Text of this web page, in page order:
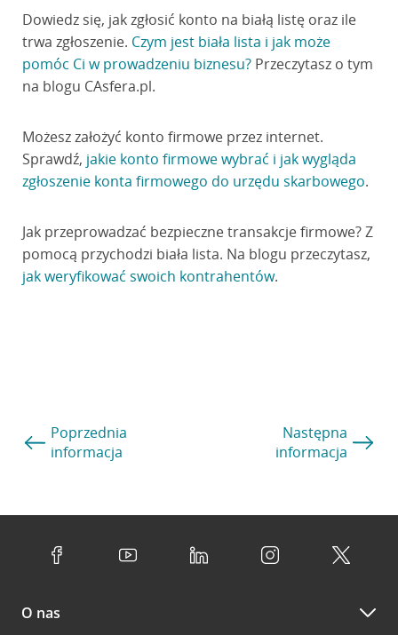
Dowiedz się, jak zgłosić konto na białą listę oraz ile
trwa zgłoszenie. Czym jest biała lista i jak może
pomóc Ci w prowadzeniu biznesu?Przeczytasz o tym
na blogu CAsfera.pl.
Możesz założyć konto firmowe przez internet.
Sprawdź, jakie konto firmowe wybrać i jak wygląda
zgłoszenie konta firmowego do urzędu skarbowego.
Jak przeprowadzać bezpieczne transakcje firmowe? Z
pomocą przychodzi biała lista. Na blogu przeczytasz,
jak weryfikować swoich kontrahentów.
Poprzednia
informacja
Następna
informacja
O nas